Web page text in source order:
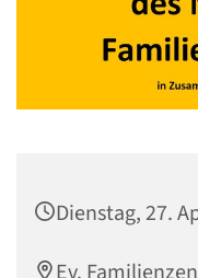
Dienstag, 27.